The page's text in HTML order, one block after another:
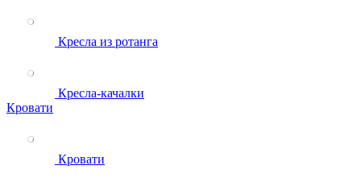
Кресла из ротанга
Кресла-качалки
Кровати
Кровати